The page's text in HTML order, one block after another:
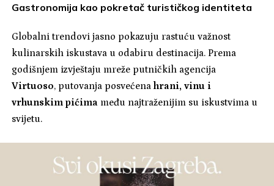
Gastronomija kao pokretač turističkog identiteta
Globalni trendovi jasno pokazuju rastuću važnost
kulinarskih iskustava u odabiru destinacija. Prema
godišnjem izvještaju mreže putničkih agencija
Virtuoso, putovanja posvećenahrani, vinu i
vrhunskim pićima među najtraženijim su iskustvima u
svijetu.